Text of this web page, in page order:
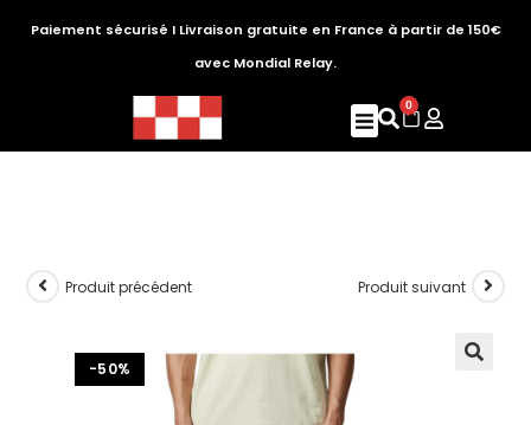
Paiement sécurisé I Livraison gratuite en France à partir de 150€
avec Mondial Relay.
0
-50%
Produit précédent Produit suivant